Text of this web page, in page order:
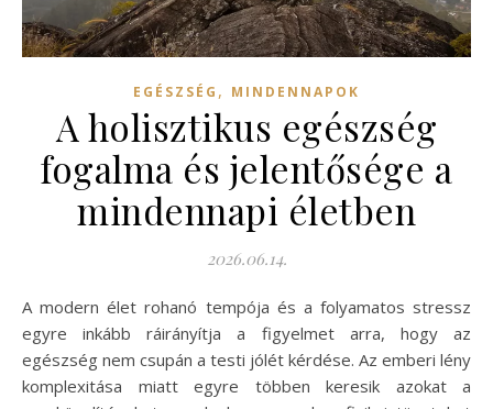
EGÉSZSÉG , MINDENNAPOK
A holisztikus egészség
fogalma és jelentősége a
mindennapi életben
2026.06.14.
A modern élet rohanó tempója és a folyamatos stressz
egyre inkább ráirányítja a figyelmet arra, hogy az
egészség nem csupán a testi jólét kérdése. Az emberi lény
komplexitása miatt egyre többen keresik azokat a